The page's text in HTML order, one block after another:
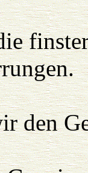
den